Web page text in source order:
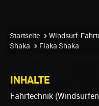
Startseite Windsurf-
Shaka
Flaka Shaka
INHALTE
Fahrtechnik